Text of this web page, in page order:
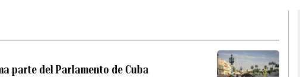
parte del Parlamento de Cuba